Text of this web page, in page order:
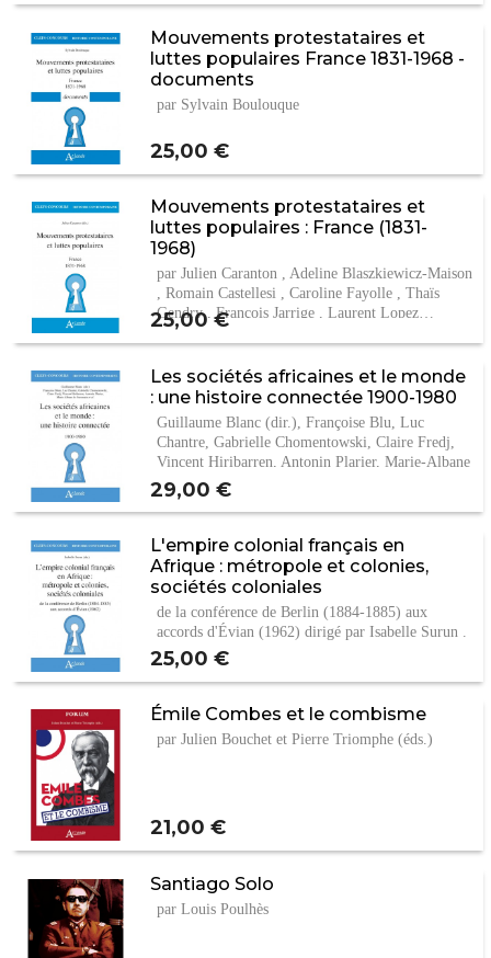
Mouvements protestataires et
luttes populaires France 1831-1968 -
documents
par Sylvain Boulouque
Prix
25,00 €
Mouvements protestataires et
luttes populaires : France (1831-
1968)
par Julien Caranton , Adeline Blaszkiewicz-Maison
, Romain Castellesi , Caroline Fayolle , Thaïs
Gendry , François Jarrige , Laurent Lopez…
Prix
25,00 €
Les sociétés africaines et le monde
: une histoire connectée 1900-1980
Guillaume Blanc (dir.), Françoise Blu, Luc
Chantre, Gabrielle Chomentowski, Claire Fredj,
Vincent Hiribarren, Antonin Plarier, Marie-Albane
de…
Prix
29,00 €
L'empire colonial français en
Afrique : métropole et colonies,
sociétés coloniales
de la conférence de Berlin (1884-1885) aux
accords d'Évian (1962) dirigé par Isabelle Surun .
Prix
25,00 €
Émile Combes et le combisme
par Julien Bouchet et Pierre Triomphe (éds.)
Prix
21,00 €
Santiago Solo
par Louis Poulhès